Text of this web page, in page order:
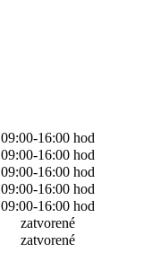
09:00-16:00 hod
09:00-16:00 hod
09:00-16:00 hod
09:00-16:00 hod
09:00-16:00 hod
zatvorené
zatvorené